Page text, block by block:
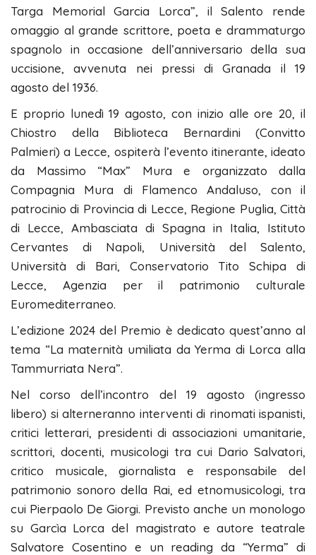
Targa Memorial Garcia Lorca”, il Salento rende
omaggio al grande scrittore, poeta e drammaturgo
spagnolo in occasione dell’anniversario della sua
uccisione, avvenuta nei pressi di Granada il 19
agosto del 1936.
E proprio lunedì 19 agosto, con inizio alle ore 20, il
Chiostro della Biblioteca Bernardini (Convitto
Palmieri) a Lecce, ospiterà l’evento itinerante, ideato
da Massimo “Max” Mura e organizzato dalla
Compagnia Mura di Flamenco Andaluso, con il
patrocinio di Provincia di Lecce, Regione Puglia, Città
di Lecce, Ambasciata di Spagna in Italia, Istituto
Cervantes di Napoli, Università del Salento,
Università di Bari, Conservatorio Tito Schipa di
Lecce, Agenzia per il patrimonio culturale
Euromediterraneo.
L’edizione 2024 del Premio è dedicato quest’anno al
tema “La maternità umiliata da Yerma di Lorca alla
Tammurriata Nera”.
Nel corso dell’incontro del 19 agosto (ingresso
libero) si alterneranno interventi di rinomati ispanisti,
critici letterari, presidenti di associazioni umanitarie,
scrittori, docenti, musicologi tra cui Dario Salvatori,
critico musicale, giornalista e responsabile del
patrimonio sonoro della Rai, ed etnomusicologi, tra
cui Pierpaolo De Giorgi. Previsto anche un monologo
su Garcìa Lorca del magistrato e autore teatrale
Salvatore Cosentino e un reading da “Yerma” di